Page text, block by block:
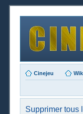
Cinejeu
Supprimer tous